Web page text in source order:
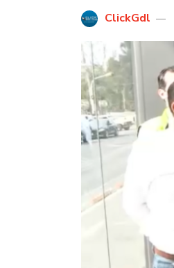
ClickGdl